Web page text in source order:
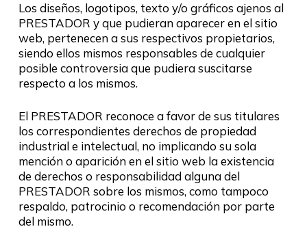
Los diseños, logotipos, texto y/o gráficos ajenos al
PRESTADOR y que pudieran aparecer en el sitio
web, pertenecen a sus respectivos propietarios,
siendo ellos mismos responsables de cualquier
posible controversia que pudiera suscitarse
respecto a los mismos.
El PRESTADOR reconoce a favor de sus titulares
los correspondientes derechos de propiedad
industrial e intelectual, no implicando su sola
mención o aparición en el sitio web la existencia
de derechos o responsabilidad alguna del
PRESTADOR sobre los mismos, como tampoco
respaldo, patrocinio o recomendación por parte
del mismo.